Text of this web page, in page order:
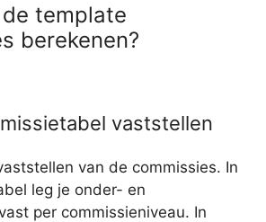
template
berekenen?
vaststellen
van de commissies. In
leg je onder- en
per commissieniveau. In